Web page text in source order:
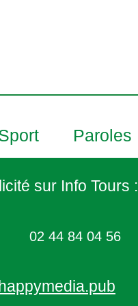
Paroles
sur Info Tours :
02 44 84 04 56